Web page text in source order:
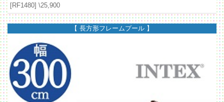
[RF1480] \25,900
【 長方形フレームプール 】